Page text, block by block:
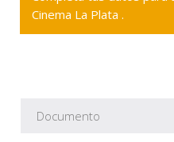
Cinema La Plata .